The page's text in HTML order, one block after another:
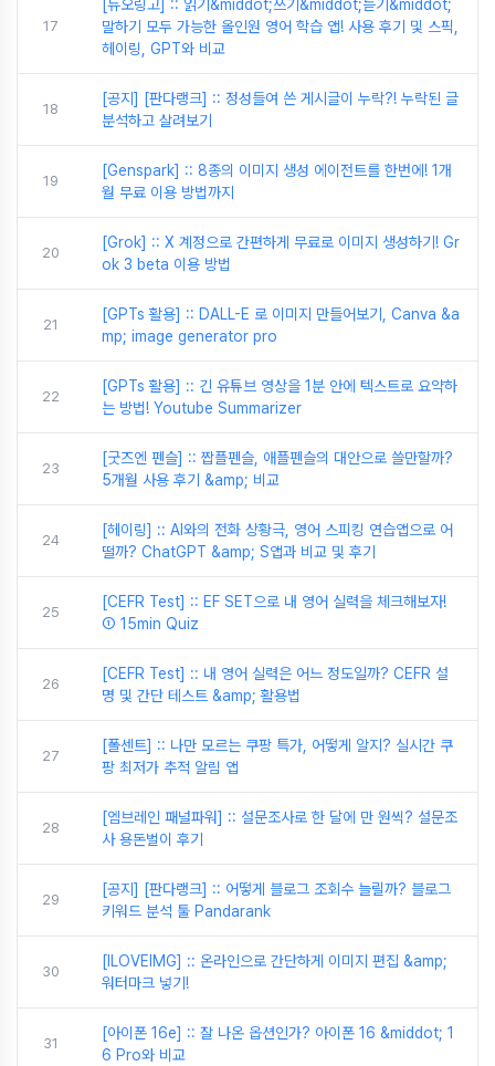
17
[듀오링고] :: 읽기&middot;쓰기&middot;듣기&middot;
말하기 모두 가능한 올인원 영어 학습 앱! 사용 후기 및 스픽,
헤이링, GPT와 비교
18
[공지] [판다랭크] :: 정성들여 쓴 게시글이 누락?! 누락된 글
분석하고 살려보기
19
[Genspark] :: 8종의 이미지 생성 에이전트를 한번에! 1개
월 무료 이용 방법까지
20
[Grok] :: X 계정으로 간편하게 무료로 이미지 생성하기! Gr
ok 3 beta 이용 방법
21
[GPTs 활용] :: DALL-E 로 이미지 만들어보기, Canva &a
mp; image generator pro
22
[GPTs 활용] :: 긴 유튜브 영상을 1분 안에 텍스트로 요약하
는 방법! Youtube Summarizer
23
[굿즈엔 펜슬] :: 짭플펜슬, 애플펜슬의 대안으로 쓸만할까?
5개월 사용 후기 &amp; 비교
24
[헤이링] :: AI와의 전화 상황극, 영어 스피킹 연습앱으로 어
떨까? ChatGPT &amp; S앱과 비교 및 후기
25
[CEFR Test] :: EF SET으로 내 영어 실력을 체크해보자!
① 15min Quiz
26
[CEFR Test] :: 내 영어 실력은 어느 정도일까? CEFR 설
명 및 간단 테스트 &amp; 활용법
27
[폴센트] :: 나만 모르는 쿠팡 특가, 어떻게 알지? 실시간 쿠
팡 최저가 추적 알림 앱
28
[엠브레인 패널파워] :: 설문조사로 한 달에 만 원씩? 설문조
사 용돈벌이 후기
29
[공지] [판다랭크] :: 어떻게 블로그 조회수 늘릴까? 블로그
키워드 분석 툴 Pandarank
30
[ILOVEIMG] :: 온라인으로 간단하게 이미지 편집 &amp;
워터마크 넣기!
31
[아이폰 16e] :: 잘 나온 옵션인가? 아이폰 16 &middot; 1
6 Pro와 비교